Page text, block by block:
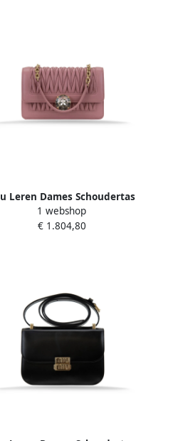
Leren Dames Schoudertas
Envelop Zakken Pink Dames
1 webshop
€ 1.804,80